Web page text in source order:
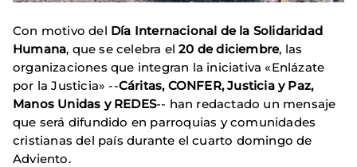
Con motivo del Día Internacional de la Solidaridad
Humana, que se celebra el20 de diciembre, las
organizaciones que integran la iniciativa «Enlázate
por la Justicia» --Cáritas, CONFER, Justicia y Paz,
Manos Unidas y REDES-- han redactado un mensaje
que será difundido en parroquias y comunidades
cristianas del país durante el cuarto domingo de
Adviento.